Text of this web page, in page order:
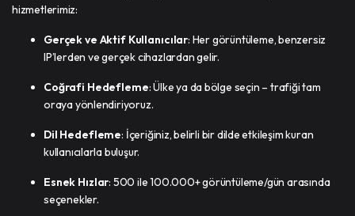
hizmetlerimiz:
Gerçek ve Aktif Kullanıcılar: Her görüntüleme, benzersiz
IP’lerden ve gerçek cihazlardan gelir.
Coğrafi Hedefleme: Ülke ya da bölge seçin – trafiği tam
oraya yönlendiriyoruz.
Dil Hedefleme: İçeriğiniz, belirli bir dilde etkileşim kuran
kullanıcılarla buluşur.
Esnek Hızlar: 500 ile 100.000+ görüntüleme/gün arasında
seçenekler.